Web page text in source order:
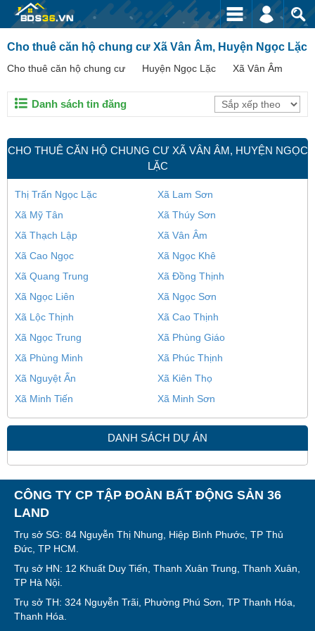
Cho thuê căn hộ chung cư Xã Vân Âm, Huyện Ngọc Lặc
Cho thuê căn hộ chung cư Huyện Ngọc Lặc Xã Vân Âm
Danh sách tin đăng
CHO THUÊ CĂN HỘ CHUNG CƯ XÃ VÂN ÂM, HUYỆN NGỌC
LẶC
Thị Trấn Ngọc Lặc
Xã Lam Sơn
Xã Mỹ Tân
Xã Thúy Sơn
Xã Thạch Lập
Xã Vân Âm
Xã Cao Ngọc
Xã Ngọc Khê
Xã Quang Trung
Xã Đồng Thịnh
Xã Ngọc Liên
Xã Ngọc Sơn
Xã Lộc Thịnh
Xã Cao Thịnh
Xã Ngọc Trung
Xã Phùng Giáo
Xã Phùng Minh
Xã Phúc Thịnh
Xã Nguyệt Ấn
Xã Kiên Thọ
Xã Minh Tiến
Xã Minh Sơn
DANH SÁCH DỰ ÁN
CÔNG TY CP TẬP ĐOÀN BẤT ĐỘNG SẢN 36
LAND
Trụ sở SG: 84 Nguyễn Thị Nhung, Hiệp Bình Phước, TP Thủ
Đức, TP HCM.
Trụ sở HN: 12 Khuất Duy Tiến, Thanh Xuân Trung, Thanh Xuân,
TP Hà Nội.
Trụ sở TH: 324 Nguyễn Trãi, Phường Phú Sơn, TP Thanh Hóa,
Thanh Hóa.